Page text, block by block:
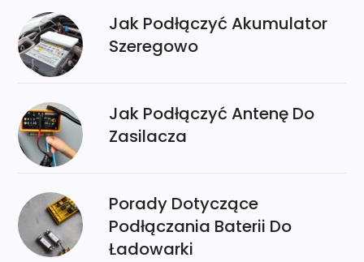
Jak Podłączyć Akumulator
Szeregowo
Jak Podłączyć Antenę Do
Zasilacza
Porady Dotyczące
Podłączania Baterii Do
Ładowarki